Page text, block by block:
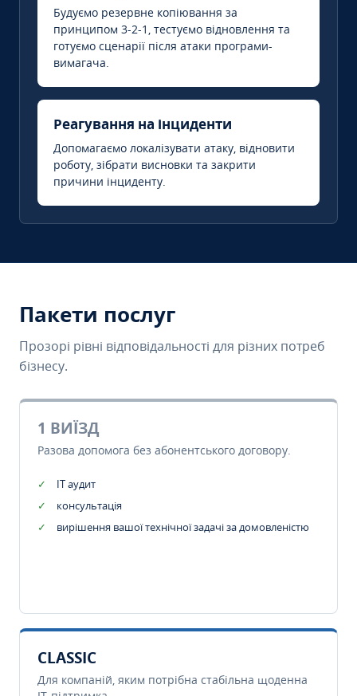
Будуємо резервне копіювання за
принципом 3-2-1, тестуємо відновлення та
готуємо сценарії після атаки програми-
вимагача.
Реагування на інциденти
Допомагаємо локалізувати атаку, відновити
роботу, зібрати висновки та закрити
причини інциденту.
Пакети послуг
Прозорі рівні відповідальності для різних потреб
бізнесу.
1 ВИЇЗД
Разова допомога без абонентського договору.
IT аудит
консультація
вирішення вашої технічної задачі за домовленістю
CLASSIC
Для компаній, яким потрібна стабільна щоденна